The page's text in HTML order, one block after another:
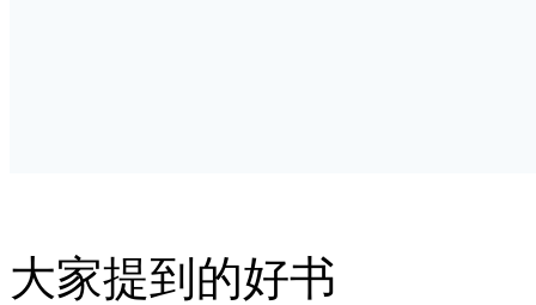
大家提到的好书